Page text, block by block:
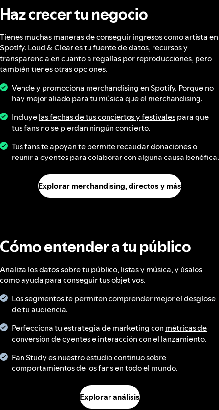
Haz crecer tu negocio
Tienes muchas maneras de conseguir ingresos como artista en
Spotify. Loud & Cleares tu fuente de datos, recursos y
transparencia en cuanto a regalías por reproducciones, pero
también tienes otras opciones.
Vende y promociona merchandisingen Spotify. Porque no
hay mejor aliado para tu música que el merchandising.
Incluyelas fechas de tus conciertos y festivalespara que
tus fans no se pierdan ningún concierto.
Tus fans te apoyante permite recaudar donaciones o
reunir a oyentes para colaborar con alguna causa benéfica.
Explorar merchandising, directos y más
Cómo entender a tu público
Analiza los datos sobre tu público, listas y música, y úsalos
como ayuda para conseguir tus objetivos.
Lossegmentoste permiten comprender mejor el desglose
de tu audiencia.
Perfecciona tu estrategia de marketing con métricas de
conversión de oyentese interacción con el lanzamiento.
Fan Studyes nuestro estudio continuo sobre
comportamientos de los fans en todo el mundo.
Explorar análisis